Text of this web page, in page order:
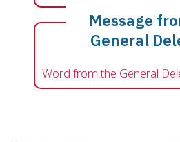
Message
General
Word from the General